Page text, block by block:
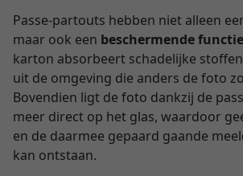
Passe-partouts hebben niet alleen
maar ook een beschermende functie
karton absorbeert schadelijke
uit de omgeving die anders de foto
Bovendien ligt de foto dankzij de
meer direct op het glas, waardoor
en de daarmee gepaard gaande
kan ontstaan.